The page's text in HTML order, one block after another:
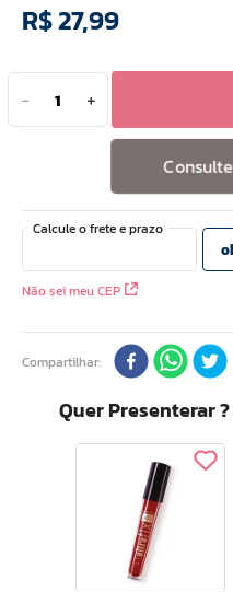
R$27,99
＋
－
Não sei meu CEP
Compartilhar
Quer Presenterar
6º
clareador
hidratante